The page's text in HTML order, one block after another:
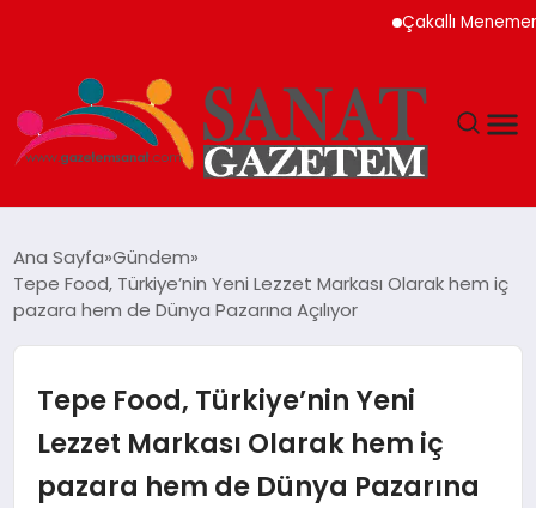
Çakallı Menemeni Neden
TEKNOLOJI
SPOR
YAŞAM
Ana Sayfa Gündem
Tepe Food, Türkiye’nin Yeni Lezzet Markası Olarak hem iç
pazara hem de Dünya Pazarına Açılıyor
Tepe Food, Türkiye’nin Yeni
Lezzet Markası Olarak hem iç
pazara hem de Dünya Pazarına